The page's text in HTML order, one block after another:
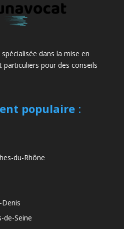
dans la mise en
pour des conseils
populaire:
du-Rhône
de-Seine